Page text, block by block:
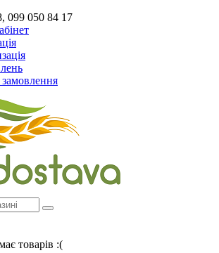
099 050 84 17
товарів :(